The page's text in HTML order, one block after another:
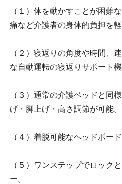
（１）体を動かすことが困難
痛など介護者の身体的負担を軽
（２）寝返りの角度や時間、
な自動運転の寝返りサポート機
（３）通常の介護ベッドと同
げ・脚上げ・高さ調節が可能。
（４）着脱可能なヘッドボー
（５）ワンステップでロック
ー。